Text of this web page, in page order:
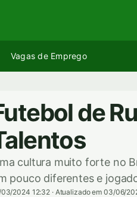
Vagas de Emprego
de
cultura muito forte no
pouco diferentes e
03/2024 12:32 · Atualizado em 03/06/